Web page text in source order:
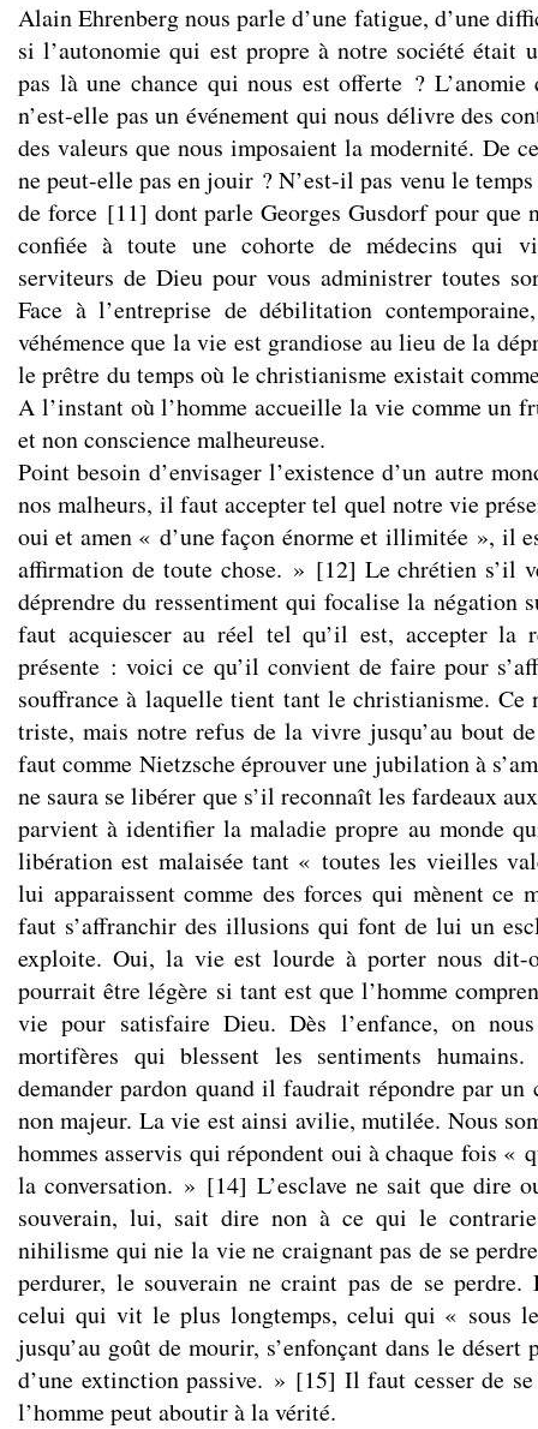
Alain Ehrenberg nous parle d’une fatigue, d’une
si l’autonomie qui est propre à notre société était
pas là une chance qui nous est offerte ? L’anomie
n’est-elle pas un événement qui nous délivre des
des valeurs que nous imposaient la modernité. De
ne peut-elle pas en jouir ? N’est-il pas venu le
de force[11] dont parle Georges Gusdorf pour que
confiée à toute une cohorte de médecins qui
serviteurs de Dieu pour vous administrer toutes
Face à l’entreprise de débilitation
véhémence que la vie est grandiose au lieu de la
le prêtre du temps où le christianisme existait
A l’instant où l’homme accueille la vie comme un
et non conscience malheureuse.
Point besoin d’envisager l’existence d’un autre
nos malheurs, il faut accepter tel quel notre vie
oui et amen « d’une façon énorme et illimitée », il
affirmation de toute chose. » [12] Le chrétien s’il
déprendre du ressentiment qui focalise la négation
faut acquiescer au réel tel qu’il est, accepter la
présente : voici ce qu’il convient de faire pour
souffrance à laquelle tient tant le christianisme. Ce
triste, mais notre refus de la vivre jusqu’au bout
faut comme Nietzsche éprouver une jubilation à
ne saura se libérer que s’il reconnaît les fardeaux
parvient à identifier la maladie propre au monde
libération est malaisée tant « toutes les vieilles
lui apparaissent comme des forces qui mènent ce
faut s’affranchir des illusions qui font de lui un
exploite. Oui, la vie est lourde à porter nous dit-
pourrait être légère si tant est que l’homme
vie pour satisfaire Dieu. Dès l’enfance, on
mortifères qui blessent les sentiments
demander pardon quand il faudrait répondre par un
non majeur. La vie est ainsi avilie, mutilée. Nous
hommes asservis qui répondent oui à chaque fois «
la conversation. » [14] L’esclave ne sait que dire
souverain, lui, sait dire non à ce qui le
nihilisme qui nie la vie ne craignant pas de se
perdurer, le souverain ne craint pas de se perdre.
celui qui vit le plus longtemps, celui qui « sous
jusqu’au goût de mourir, s’enfonçant dans le
d’une extinction passive. » [15] Il faut cesser de
l’homme peut aboutir à la vérité.